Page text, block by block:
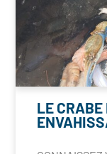
LE CRABE